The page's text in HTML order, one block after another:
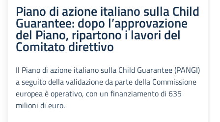
Piano di azione italiano sulla Child
Guarantee: dopo l’approvazione
del Piano, ripartono i lavori del
Comitato direttivo
Il Piano di azione italiano sulla Child Guarantee (PANGI)
a seguito della validazione da parte della Commissione
europea è operativo, con un finanziamento di 635
milioni di euro.